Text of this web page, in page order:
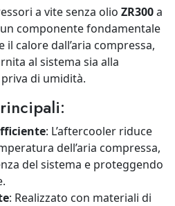
a vite senza olio ZR300a
componente fondamentale
calore dall’aria compressa,
al sistema sia alla
di umidità.
: L’aftercooler riduce
dell’aria compressa,
del sistema e proteggendo
: Realizzato con materiali di